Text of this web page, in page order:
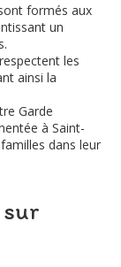
formés aux
un
les
ainsi la
Garde
à Saint-
dans leur
sur